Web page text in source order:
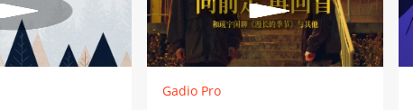
Gadio Pro